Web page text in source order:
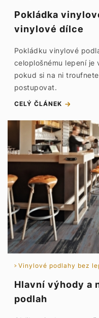
Pokládka
vinylové dílce
Pokládku vinylové
celoplošnému lepení je
pokud si na ni
postupovat.
CELÝ ČLÁNEK
Vinylové podlahy bez
Hlavní výhody a
podlah